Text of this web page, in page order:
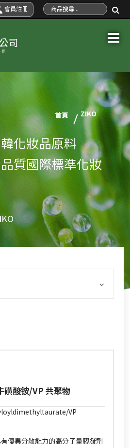
會員註冊
首頁 ZIKO
化妝品原料
質國際標準化妝
磺酸铵/VP 共聚物
VP
優異分散能力的高分子量膠凝劑